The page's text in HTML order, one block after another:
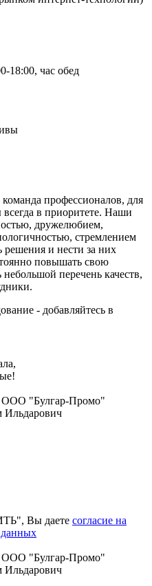
18:00, час обед
профессионалов, для
в приоритете. Наши
дружелюбием,
стремлением
решения и нести за них
повышать свою
перечень качеств,
- добавляйтесь в
ООО "Булгар-Промо"
Ильдарович
Вы даете согласие на
данных
ООО "Булгар-Промо"
Ильдарович